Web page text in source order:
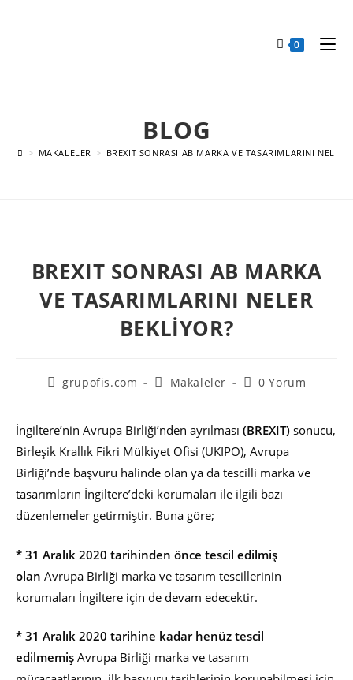
0
BLOG
> MAKALELER > BREXIT SONRASI AB MARKA VE TASARIMLARINI NELER
BREXIT SONRASI AB MARKA
VE TASARIMLARINI NELER
BEKLİYOR?
grupofis.com Makaleler 0 Yorum
İngiltere’nin Avrupa Birliği’nden ayrılması (BREXIT) sonucu,
Birleşik Krallık Fikri Mülkiyet Ofisi (UKIPO), Avrupa
Birliği’nde başvuru halinde olan ya da tescilli marka ve
tasarımların İngiltere’deki korumaları ile ilgili bazı
düzenlemeler getirmiştir. Buna göre;
* 31 Aralık 2020 tarihinden önce tescil edilmiş
olan Avrupa Birliği marka ve tasarım tescillerinin
korumaları İngiltere için de devam edecektir.
* 31 Aralık 2020 tarihine kadar henüz tescil
edilmemiş Avrupa Birliği marka ve tasarım